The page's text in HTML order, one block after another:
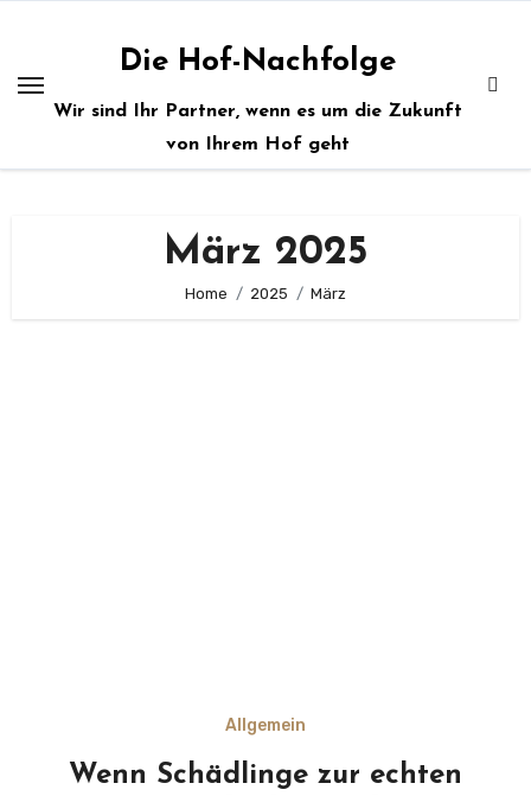
springen
Die Hof-Nachfolge
Wir sind Ihr Partner, wenn es um die Zukunft
von Ihrem Hof geht
März 2025
Home 2025 März
Allgemein
Wenn Schädlinge zur echten